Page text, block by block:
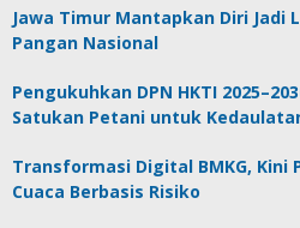
Jawa Timur Mantapkan Diri Jadi
Pangan Nasional
Pengukuhkan DPN HKTI
Satukan Petani untuk
Transformasi Digital BMKG, Kini
Cuaca Berbasis Risiko